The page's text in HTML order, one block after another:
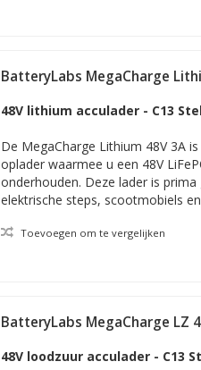
BatteryLabs MegaCharge
48V lithium acculader - C13
De MegaCharge Lithium 48V 3A
oplader waarmee u een 48V
onderhouden. Deze lader is
elektrische steps, scootmobiels
Toevoegen om te vergelijken
BatteryLabs MegaCharge LZ
48V loodzuur acculader - C13